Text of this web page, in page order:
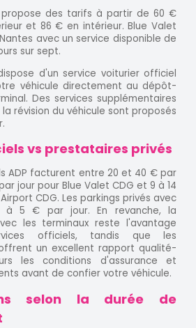
propose des tarifs à partir de 60 €
et 86 € en intérieur. Blue Valet
avec un service disponible de
sur sept.
d'un service voiturier officiel
véhicule directement au dépôt-
Des services supplémentaires
révision du véhicule sont proposés
vs prestataires privés
ADP facturent entre 20 et 40 € par
jour pour Blue Valet CDG et 9 à 14
CDG. Les parkings privés avec
à 5 € par jour. En revanche, la
les terminaux reste l'avantage
officiels, tandis que les
un excellent rapport qualité-
les conditions d'assurance et
avant de confier votre véhicule.
selon la durée de